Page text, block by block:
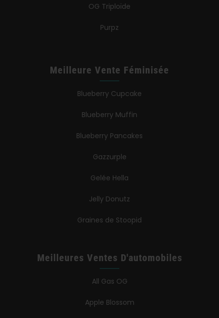
OG Triploïde
Purpz
Meilleure Vente Féminisée
Blueberry Cupcake
Blueberry Muffin
Blueberry Pancakes
Gazzurple
Gelée Hella
Jelly Donutz
Graines de Stoopid
Meilleures Ventes D'automobiles
All Gas OG
Apple Blossom